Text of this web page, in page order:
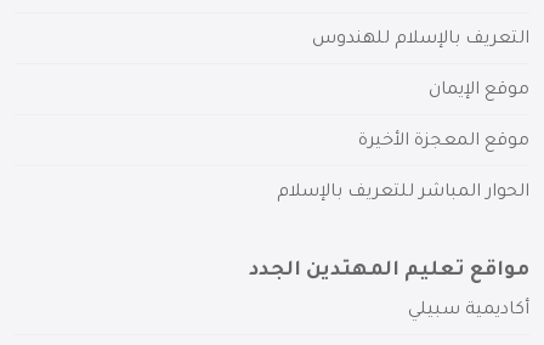
التعريف بالإسلام للهندوس
موقع الإيمان
موقع المعجزة الأخيرة
الحوار المباشر للتعريف بالإسلام
مواقع تعليم المهتدين الجدد
أكاديمية سبيلي